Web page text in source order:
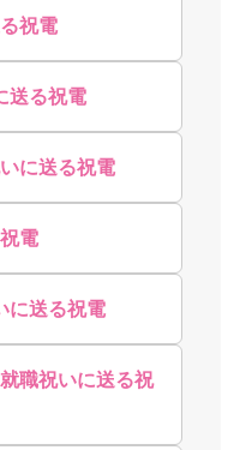
祝電
送る祝電
に送る祝電
電
に送る祝電
職祝いに送る祝